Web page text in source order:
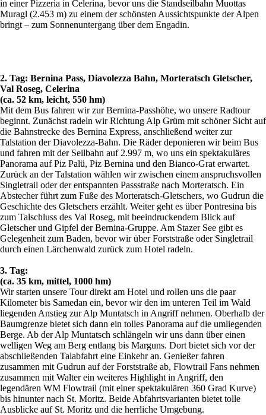
in einer Pizzeria in Celerina, bevor uns die Standseilbahn Muottas
Muragl (2.453 m) zu einem der schönsten Aussichtspunkte der Alpen
bringt – zum Sonnenuntergang über dem Engadin.
2. Tag: Bernina Pass, Diavolezza Bahn, Morteratsch Gletscher,
Val Roseg, Celerina
(ca. 52 km, leicht, 550 hm)
Mit dem Bus fahren wir zur Bernina-Passhöhe, wo unsere Radtour
beginnt. Zunächst radeln wir Richtung Alp Grüm mit schöner Sicht auf
die Bahnstrecke des Bernina Express, anschließend weiter zur
Talstation der Diavolezza-Bahn. Die Räder deponieren wir beim Bus
und fahren mit der Seilbahn auf 2.997 m, wo uns ein spektakuläres
Panorama auf Piz Palü, Piz Bernina und den Bianco-Grat erwartet.
Zurück an der Talstation wählen wir zwischen einem anspruchsvollen
Singletrail oder der entspannten Passstraße nach Morteratsch. Ein
Abstecher führt zum Fuße des Morteratsch-Gletschers, wo Gudrun die
Geschichte des Gletschers erzählt. Weiter geht es über Pontresina bis
zum Talschluss des Val Roseg, mit beeindruckendem Blick auf
Gletscher und Gipfel der Bernina-Gruppe. Am Stazer See gibt es
Gelegenheit zum Baden, bevor wir über Forststraße oder Singletrail
durch einen Lärchenwald zurück zum Hotel radeln.
3. Tag:
(ca. 35 km, mittel, 1000 hm)
Wir starten unsere Tour direkt am Hotel und rollen uns die paar
Kilometer bis Samedan ein, bevor wir den im unteren Teil im Wald
liegenden Anstieg zur Alp Muntatsch in Angriff nehmen. Oberhalb der
Baumgrenze bietet sich dann ein tolles Panorama auf die umliegenden
Berge. Ab der Alp Muntatsch schlängeln wir uns dann über einen
welligen Weg am Berg entlang bis Marguns. Dort bietet sich vor der
abschließenden Talabfahrt eine Einkehr an. Genießer fahren
zusammen mit Gudrun auf der Forststraße ab, Flowtrail Fans nehmen
zusammen mit Walter ein weiteres Highlight in Angriff, den
legendären WM Flowtrail (mit einer spektakulären 360 Grad Kurve)
bis hinunter nach St. Moritz. Beide Abfahrtsvarianten bietet tolle
Ausblicke auf St. Moritz und die herrliche Umgebung.